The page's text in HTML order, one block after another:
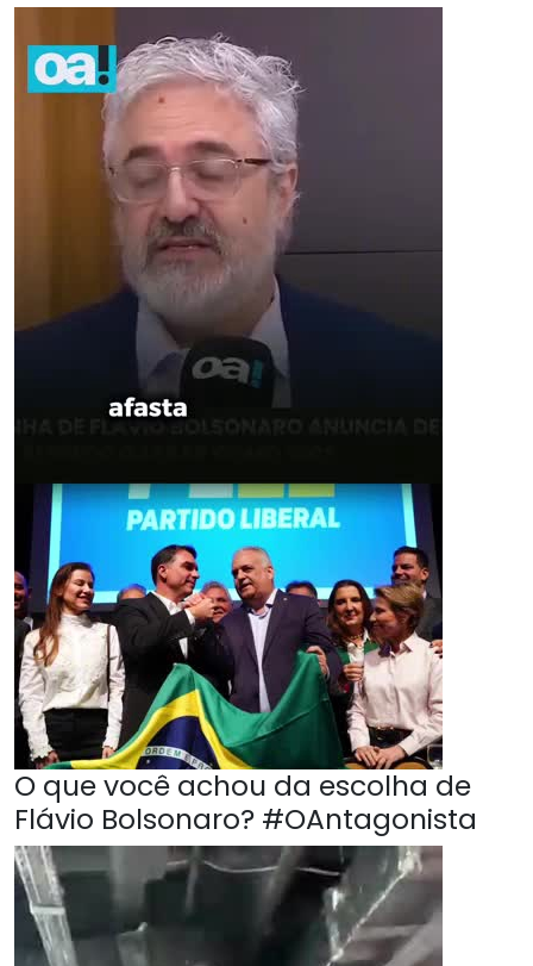
O que você achou da escolha de
Flávio Bolsonaro? #OAntagonista